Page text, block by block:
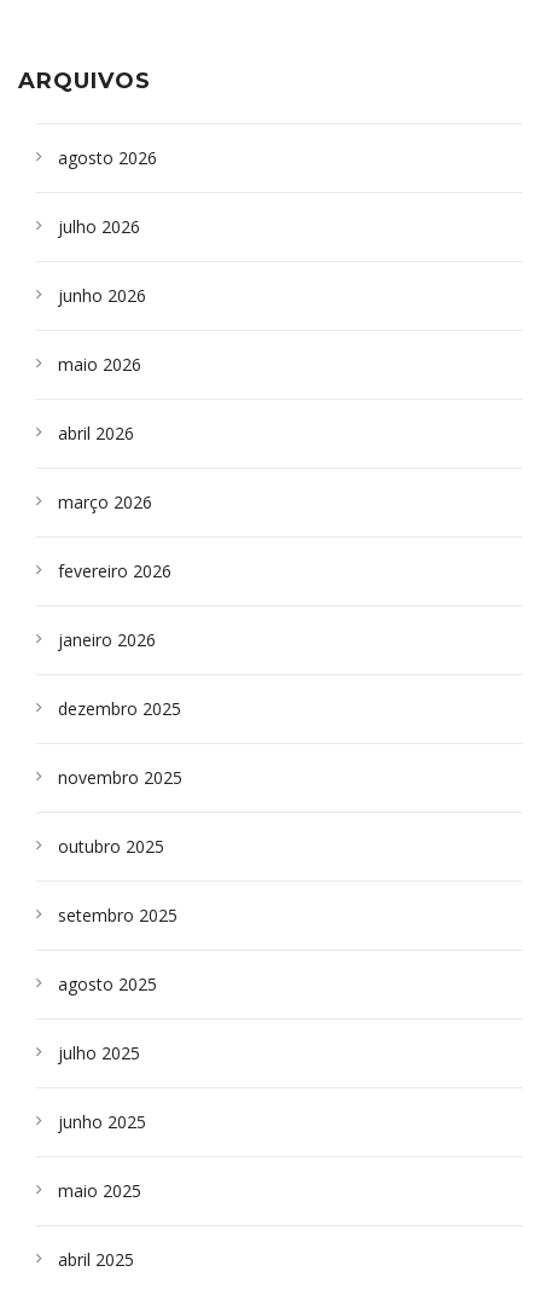
ARQUIVOS
agosto 2026
julho 2026
junho 2026
maio 2026
abril 2026
março 2026
fevereiro 2026
janeiro 2026
dezembro 2025
novembro 2025
outubro 2025
setembro 2025
agosto 2025
julho 2025
junho 2025
maio 2025
abril 2025